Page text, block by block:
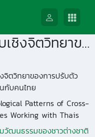
กระบวนการและรูปแบบเชิงจิตวิทยาของการปรับตัวข้ามวัฒนธรรมของชาวต่างชาติที่ทำงานกับคนไทย
จิตวิทยาของการปรับตัว
กับคนไทย
Patterns of Cross-
Working with Thais
วัฒนธรรมของชาวต่างชาติ